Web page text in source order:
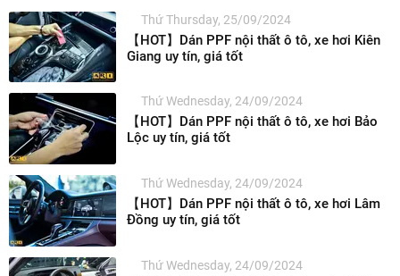
Thứ Thursday, 25/09/2024
【HOT】Dán PPF nội thất ô tô, xe hơi Kiên
Giang uy tín, giá tốt
Thứ Wednesday, 24/09/2024
【HOT】Dán PPF nội thất ô tô, xe hơi Bảo
Lộc uy tín, giá tốt
Thứ Wednesday, 24/09/2024
【HOT】Dán PPF nội thất ô tô, xe hơi Lâm
Đồng uy tín, giá tốt
Thứ Wednesday, 24/09/2024